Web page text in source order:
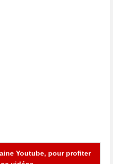
Youtube, pour profiter